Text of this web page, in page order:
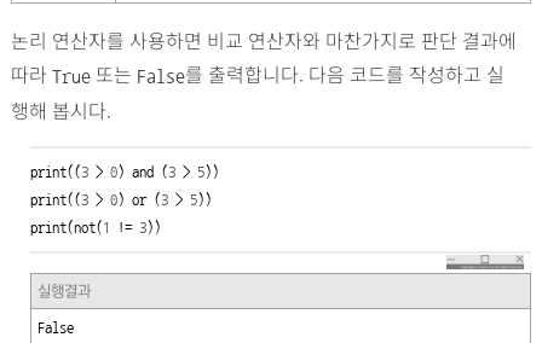
논리 연산자를 사용하면 비교 연산자와 마찬가지로 판단 결과에
따라 True또는 False를 출력합니다. 다음 코드를 작성하고 실
행해 봅시다.
print((3 > 0) and (3 > 5))
print((3 > 0) or (3 > 5))
print(not(1 != 3))
실행결과
False